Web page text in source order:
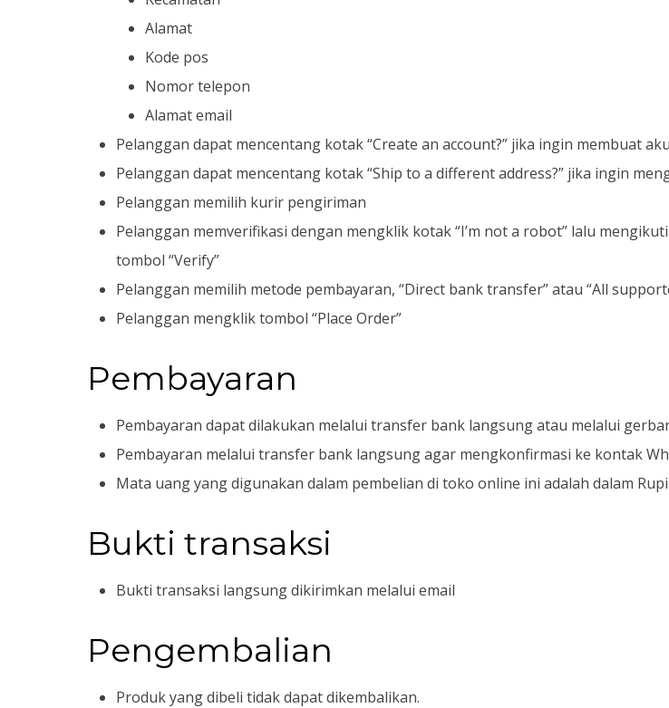
Alamat
Kode pos
Nomor telepon
Alamat email
Pelanggan dapat mencentang kotak “Create an account?” jika ingin membuat
Pelanggan dapat mencentang kotak “Ship to a different address?” jika ingin
Pelanggan memilih kurir pengiriman
Pelanggan memverifikasi dengan mengklik kotak “I’m not a robot” lalu
tombol “Verify”
Pelanggan memilih metode pembayaran, “Direct bank transfer” atau “All
Pelanggan mengklik tombol “Place Order”
Pembayaran
Pembayaran dapat dilakukan melalui transfer bank langsung atau melalui
Pembayaran melalui transfer bank langsung agar mengkonfirmasi ke kontak
Mata uang yang digunakan dalam pembelian di toko online ini adalah dalam
Bukti transaksi
Bukti transaksi langsung dikirimkan melalui email
Pengembalian
Produk yang dibeli tidak dapat dikembalikan.